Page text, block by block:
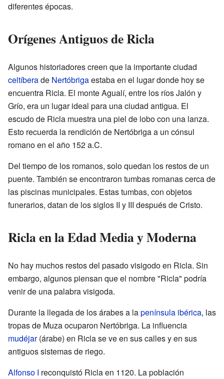
diferentes épocas.
Orígenes Antiguos de Ricla
Algunos historiadores creen que la importante ciudad
celtíberade Nertóbrigaestaba en el lugar donde hoy se
encuentra Ricla. El monte Agualí, entre los ríos Jalón y
Grío, era un lugar ideal para una ciudad antigua. El
escudo de Ricla muestra una piel de lobo con una lanza.
Esto recuerda la rendición de Nertóbriga a un cónsul
romano en el año 152 a.C.
Del tiempo de los romanos, solo quedan los restos de un
puente. También se encontraron tumbas romanas cerca de
las piscinas municipales. Estas tumbas, con objetos
funerarios, datan de los siglos II y III después de Cristo.
Ricla en la Edad Media y Moderna
No hay muchos restos del pasado visigodo en Ricla. Sin
embargo, algunos piensan que el nombre "Ricla" podría
venir de una palabra visigoda.
Durante la llegada de los árabes a lapenínsula ibérica, las
tropas de Muza ocuparon Nertóbriga. La influencia
mudéjar(árabe) en Ricla se ve en sus calles y en sus
antiguos sistemas de riego.
Alfonso I reconquistó Ricla en 1120. La población